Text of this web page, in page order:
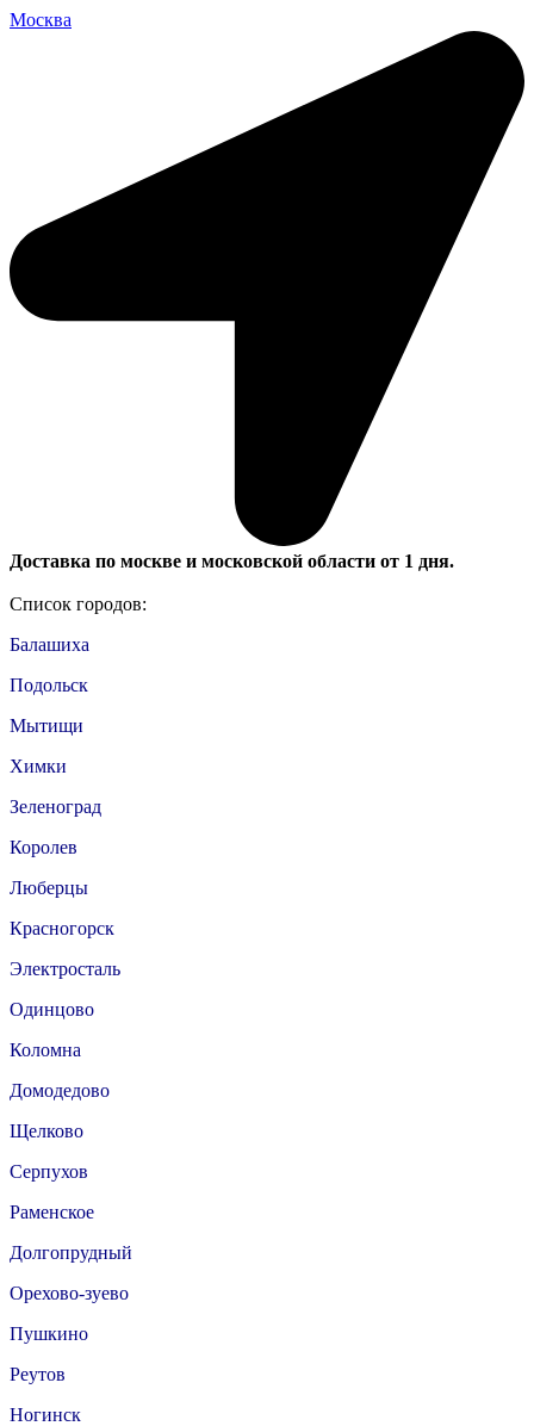
Москва
Доставка по москве и московской области от 1 дня.
Список городов:
Балашиха
Подольск
Мытищи
Химки
Зеленоград
Королев
Люберцы
Красногорск
Электросталь
Одинцово
Коломна
Домодедово
Щелково
Серпухов
Раменское
Долгопрудный
Орехово-зуево
Пушкино
Реутов
Ногинск